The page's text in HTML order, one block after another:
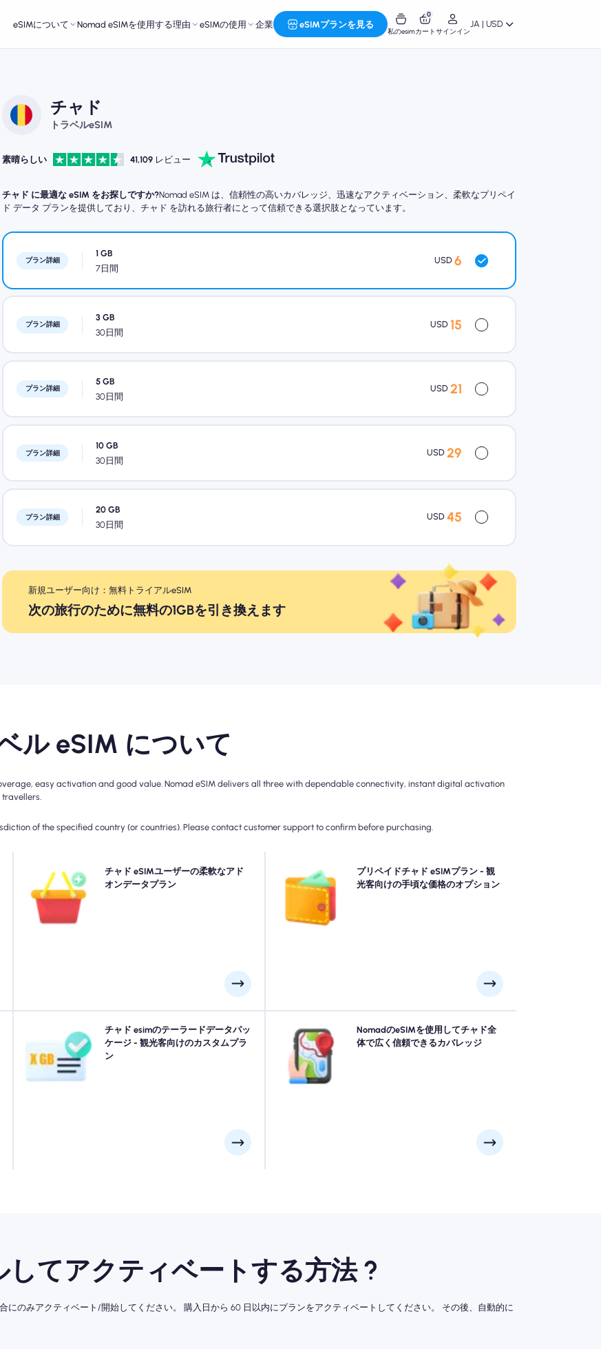
eSIMについて Nomad eSIMを使用する理由 eSIMの使用 企業 eSIMプランを見る
私のesim
0
カートサインイン
JA | USD
チャド
トラベルeSIM
素晴らしい 41,109 レビュー
チャド に最適な eSIM をお探しですか?Nomad eSIM は、信頼性の高いカバレッジ、迅速なアクティベーション、柔軟なプリペイ
ド データ プランを提供しており、チャド を訪れる旅行者にとって信頼できる選択肢となっています。
プラン詳細
1 GB
7日間
USD 6
プラン詳細
3 GB
30日間
USD 15
プラン詳細
5 GB
30日間
USD 21
プラン詳細
10 GB
30日間
USD 29
プラン詳細
20 GB
30日間
USD 45
新規ユーザー向け：無料トライアルeSIM
次の旅行のために無料の1GBを引き換えます
ル eSIM について
easy activation and good value. Nomad eSIM delivers all three with dependable connectivity, instant digital activation
of the specified country (or countries). Please contact customer support to confirm before purchasing.
チャド eSIMユーザーの柔軟なアド
オンデータプラン
より多くのデータが必要ですか、それとも計画を拡張し
ますか？ チャド eSIMにアドオンを購入して、シームレ
スな5G/4G接続を楽しんでいます。 最初のプランが切
れると、アドオンが中断することなく接続する自動的に
プリペイドチャド eSIMプラン - 観
光客向けの手頃な価格のオプション
手間のかからない4G/5G接続のプリペイドチャド eSIM
プランを選択してください。 旅行後の請求の驚きを避
け、データの使用とコストを完全に制御するために前払
チャド esimのテーラードデータパッ
ケージ - 観光客向けのカスタムプラ
ン
ンジャメナ, サール, ファヤ・ラルジョーまたはチャドの
どこにでも旅行しますか？ シームレスな4G/5G接続
で、あらゆるニーズに合わせて設計されたチャド eSIM
データパッケージから選択します。 いくつかのeSIMに
は手動でのアクティベーションが必要です。インストー
NomadのeSIMを使用してチャド全
体で広く信頼できるカバレッジ
Nomadのチャド esimを使用して自信を持ってチャドを
探索し、ンジャメナ, サール, ファヤ・ラルジョーなどの
主要都市からリモートの風光明媚なスポットに信頼でき
る4G/5Gカバレッジを提供します。 あなたの冒険があ
なたをどこに連れて行っても、つながりを維持してくだ
てアクティベートする方法 ?
にのみアクティベート/開始してください。 購入日から 60 日以内にプランをアクティベートしてください。 その後、自動的に